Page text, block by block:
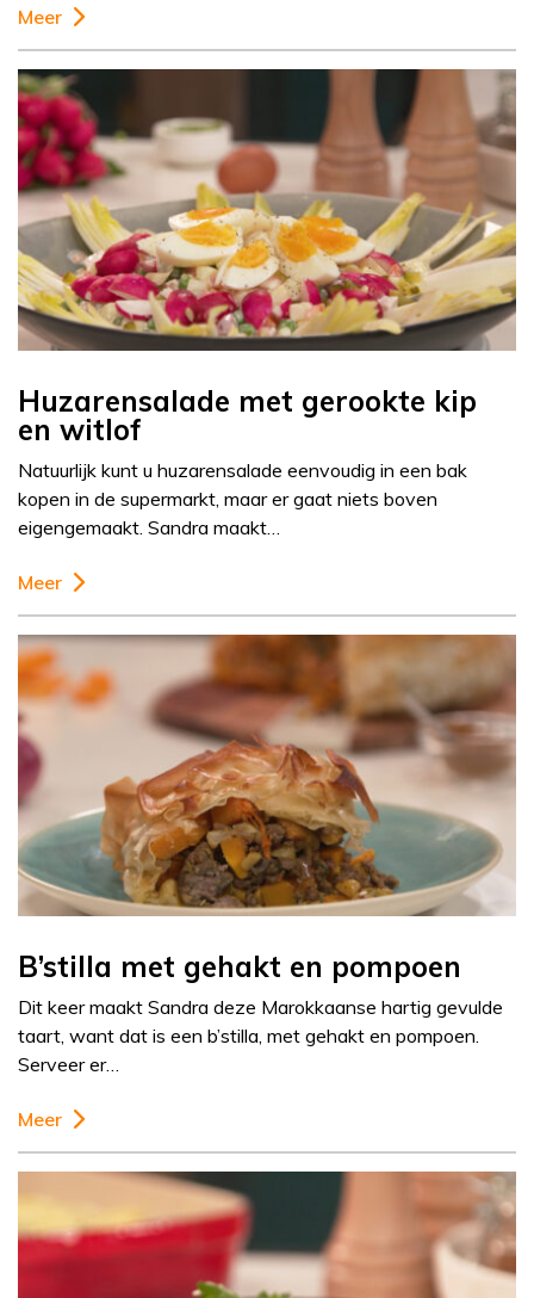
Meer
Huzarensalade met gerookte kip
en witlof
Natuurlijk kunt u huzarensalade eenvoudig in een bak
kopen in de supermarkt, maar er gaat niets boven
eigengemaakt. Sandra maakt…
Meer
B’stilla met gehakt en pompoen
Dit keer maakt Sandra deze Marokkaanse hartig gevulde
taart, want dat is een b’stilla, met gehakt en pompoen.
Serveer er…
Meer